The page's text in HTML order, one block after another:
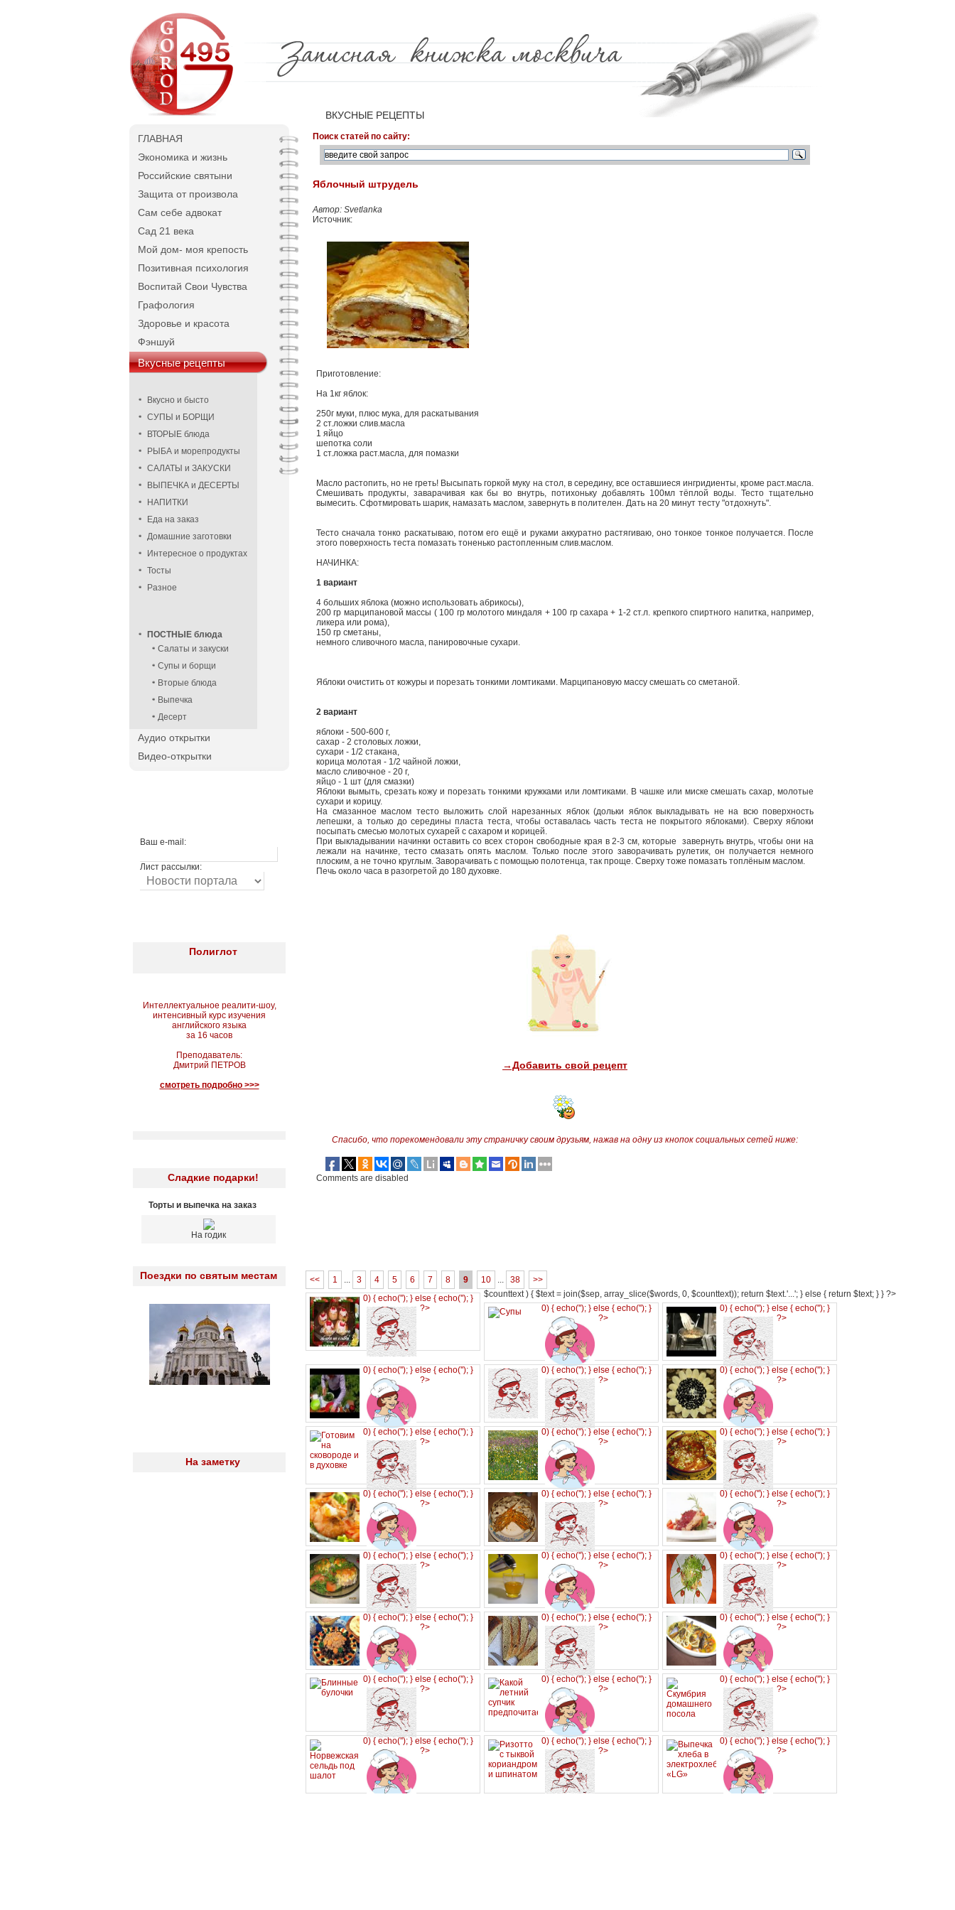
ГЛАВНАЯ
Экономика и жизнь
Российские святыни
Защита от произвола
Сам себе адвокат
Сад 21 века
Мой дом- моя крепость
Позитивная психология
Воспитай Свои Чувства
Графология
Здоровье и красота
Фэншуй
Вкусные рецепты
Вкусно и бысто
СУПЫ и БОРЩИ
ВТОРЫЕ блюда
РЫБА и морепродукты
САЛАТЫ и ЗАКУСКИ
ВЫПЕЧКА и ДЕСЕРТЫ
НАПИТКИ
Еда на заказ
Домашние заготовки
Интересное о продуктах
Тосты
Разное
ПОСТНЫЕ блюда
Салаты и закуски
Супы и борщи
Вторые блюда
Выпечка
Десерт
Аудио открытки
Видео-открытки
Ваш e-mail:
Лист рассылки:
Полиглот
Интеллектуальное реалити-шоу,
интенсивный курс изучения
английского языка
за 16 часов
Преподаватель:
Дмитрий ПЕТРОВ
смотреть подробно >>>
Сладкие подарки!
Торты и выпечка на заказ
На годик
Поездки по святым местам
На заметку
ВКУСНЫЕ РЕЦЕПТЫ
Поиск статей по сайту:
Яблочный штрудель
Автор: Svetlanka
Источник:
Приготовление:
На 1кг яблок:
250г муки, плюс мука, для раскатывания
2 ст.ложки слив.масла
1 яйцо
шепотка соли
1 ст.ложка раст.масла, для помазки
Масло растопить, но не греть! Высыпать горкой муку на стол, в середину, все оставшиеся ингридиенты, кроме раст.масла.
Смешивать продукты, заварачивая как бы во внутрь, потихоньку добавлять 100мл тёплой воды. Тесто тщательно
вымесить. Сфотмировать шарик, намазать маслом, завернуть в полителен. Дать на 20 минут тесту "отдохнуть".
Тесто сначала тонко раскатываю, потом его ещё и руками аккуратно растягиваю, оно тонкое тонкое получается. После
этого поверхность теста помазать тоненько растопленным слив.маслом.
НАЧИНКА:
1 вариант
4 больших яблока (можно использовать абрикосы),
200 гр марципановой массы ( 100 гр молотого миндаля + 100 гр сахара + 1-2 ст.л. крепкого спиртного напитка, например,
ликера или рома),
150 гр сметаны,
немного сливочного масла, панировочные сухари.
Яблоки очистить от кожуры и порезать тонкими ломтиками. Марципановую массу смешать со сметаной.
2 вариант
яблоки - 500-600 г,
сахар - 2 столовых ложки,
сухари - 1/2 стакана,
корица молотая - 1/2 чайной ложки,
масло сливочное - 20 г,
яйцо - 1 шт (для смазки)
Яблоки вымыть, срезать кожу и порезать тонкими кружками или ломтиками. В чашке или миске смешать сахар, молотые
сухари и корицу.
На смазанное маслом тесто выложить слой нарезанных яблок (дольки яблок выкладывать не на всю поверхность
лепешки, а только до середины пласта теста, чтобы оставалась часть теста не покрытого яблоками). Сверху яблоки
посыпать смесью молотых сухарей с сахаром и корицей.
При выкладывании начинки оставить со всех сторон свободные края в 2-3 см, которые завернуть внутрь, чтобы они на
лежали на начинке, тесто смазать опять маслом. Только после этого заворачивать рулетик, он получается немного
плоским, а не точно круглым. Заворачивать с помощью полотенца, так проще. Сверху тоже помазать топлёным маслом.
Печь около часа в разогретой до 180 духовке.
→Добавить свой рецепт
Спасибо, что порекомендовали эту страничку своим друзьям, нажав на одну из кнопок социальных сетей ниже:
Comments are disabled
<< 1 ... 3 4 5 6 7 8 9 10 ... 38
>>
$counttext ) { $text = join($sep, array_slice($words, 0, $counttext)); return $text.'...'; } else { return $text; } } ?>
0) { echo(''); } else { echo(''); }
?>
0) { echo(''); } else { echo(''); }
?>
0) { echo(''); } else { echo(''); }
?>
0) { echo(''); } else { echo(''); }
?>
0) { echo(''); } else { echo(''); }
?>
0) { echo(''); } else { echo(''); }
?>
0) { echo(''); } else { echo(''); }
?>
0) { echo(''); } else { echo(''); }
?>
0) { echo(''); } else { echo(''); }
?>
0) { echo(''); } else { echo(''); }
?>
0) { echo(''); } else { echo(''); }
?>
0) { echo(''); } else { echo(''); }
?>
0) { echo(''); } else { echo(''); }
?>
0) { echo(''); } else { echo(''); }
?>
0) { echo(''); } else { echo(''); }
?>
0) { echo(''); } else { echo(''); }
?>
0) { echo(''); } else { echo(''); }
?>
0) { echo(''); } else { echo(''); }
?>
0) { echo(''); } else { echo(''); }
?>
0) { echo(''); } else { echo(''); }
?>
0) { echo(''); } else { echo(''); }
?>
0) { echo(''); } else { echo(''); }
?>
0) { echo(''); } else { echo(''); }
?>
0) { echo(''); } else { echo(''); }
?>